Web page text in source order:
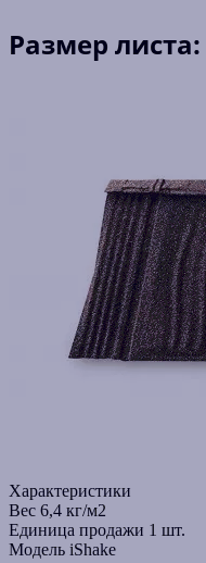
Размер листа:
Характеристики
Вес 6,4 кг/м2
Единица продажи 1 шт.
Модель iShake